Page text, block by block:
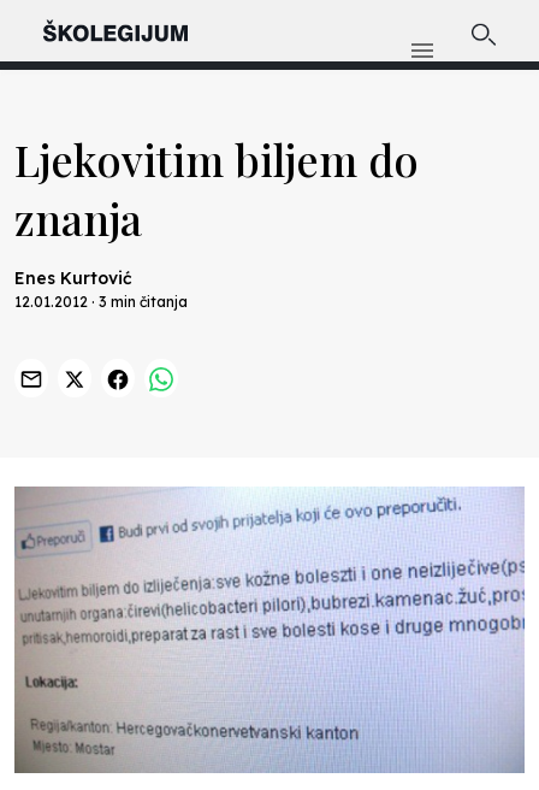
Ljekovitim biljem do
znanja
Enes Kurtović
12.01.2012 · 3 min čitanja